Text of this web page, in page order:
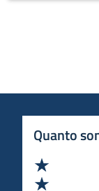
Quanto